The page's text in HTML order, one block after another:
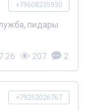
+79608235930
пидары
207 2
+79252026767